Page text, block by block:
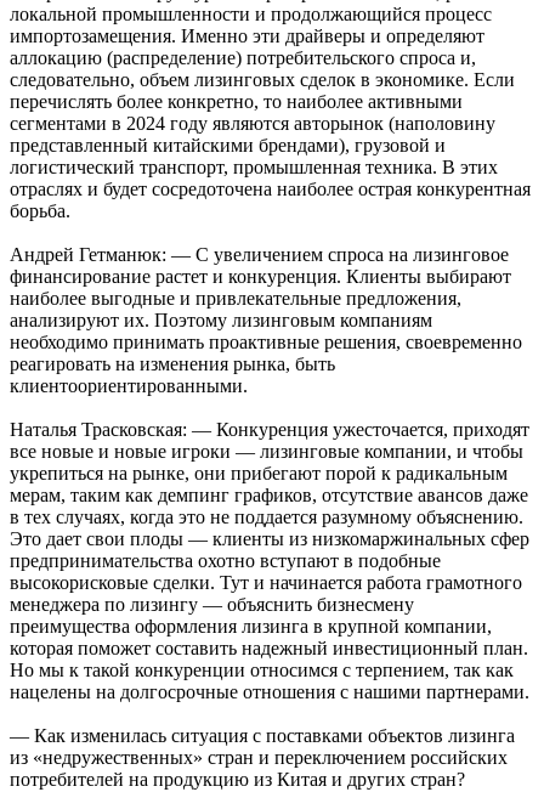
локальной промышленности и продолжающийся процесс
импортозамещения. Именно эти драйверы и определяют
аллокацию (распределение) потребительского спроса и,
следовательно, объем лизинговых сделок в экономике. Если
перечислять более конкретно, то наиболее активными
сегментами в 2024 году являются авторынок (наполовину
представленный китайскими брендами), грузовой и
логистический транспорт, промышленная техника. В этих
отраслях и будет сосредоточена наиболее острая конкурентная
борьба.
Андрей Гетманюк: — С увеличением спроса на лизинговое
финансирование растет и конкуренция. Клиенты выбирают
наиболее выгодные и привлекательные предложения,
анализируют их. Поэтому лизинговым компаниям
необходимо принимать проактивные решения, своевременно
реагировать на изменения рынка, быть
клиентоориентированными.
Наталья Трасковская: — Конкуренция ужесточается, приходят
все новые и новые игроки — лизинговые компании, и чтобы
укрепиться на рынке, они прибегают порой к радикальным
мерам, таким как демпинг графиков, отсутствие авансов даже
в тех случаях, когда это не поддается разумному объяснению.
Это дает свои плоды — клиенты из низкомаржинальных сфер
предпринимательства охотно вступают в подобные
высокорисковые сделки. Тут и начинается работа грамотного
менеджера по лизингу — объяснить бизнесмену
преимущества оформления лизинга в крупной компании,
которая поможет составить надежный инвестиционный план.
Но мы к такой конкуренции относимся с терпением, так как
нацелены на долгосрочные отношения с нашими партнерами.
— Как изменилась ситуация с поставками объектов лизинга
из «недружественных» стран и переключением российских
потребителей на продукцию из Китая и других стран?